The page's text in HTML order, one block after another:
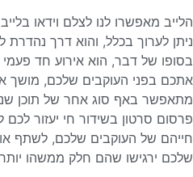
הלייב מאפשרו לנו לצלם וידאו
ניתן לערוך בכלל, והוא דרך
בסופו של דבר, הוא אירוע חד פעמי
אתכם בפני העוקבים שלכם, מושך
מתאפשר באף סוג אחר של תוכן
פרסום סרטון בשידור חי יעזור
חייהם של העוקבים שלכם, לשתף
שלכם ירגישו שהם חלק ממשהו